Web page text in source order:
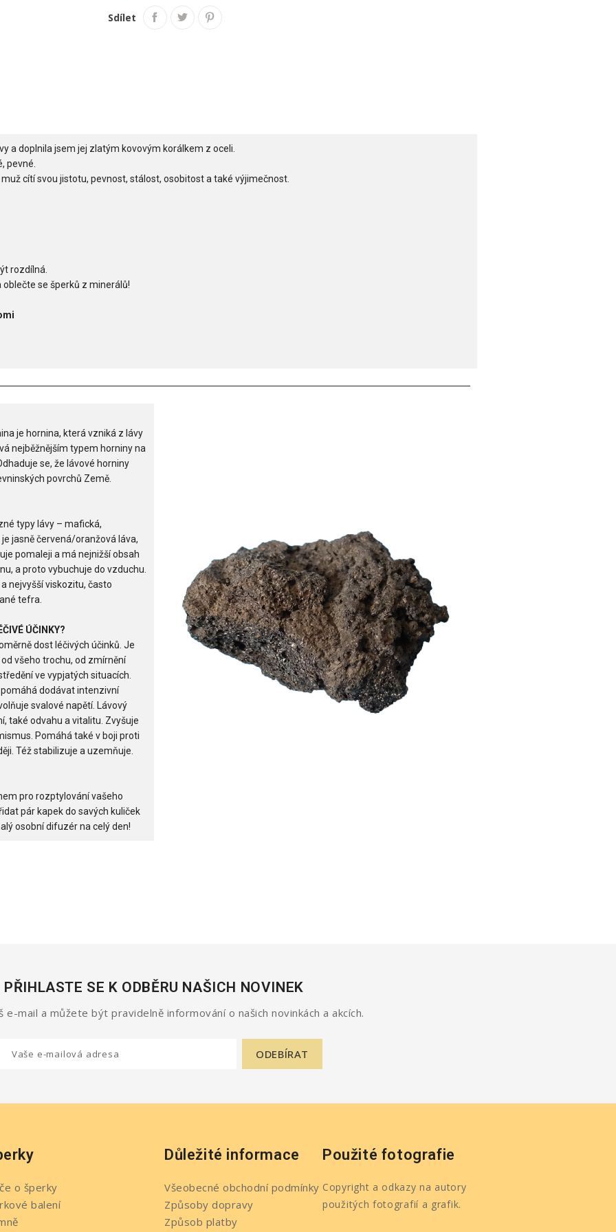
Sdílet
a doplnila jsem jej zlatým kovovým korálkem z oceli.
pevné.
muž cítí svou jistotu, pevnost, stálost, osobitost a také výjimečnost.
rozdílná.
se šperků z minerálů!
je hornina, která vzniká z lávy
nejběžnějším typem horniny na
se, že lávové horniny
povrchů Země.
typy lávy – mafická,
jasně červená/oranžová láva,
pomaleji a má nejnižší obsah
a proto vybuchuje do vzduchu.
nejvyšší viskozitu, často
tefra.
ÚČINKY?
dost léčivých účinků. Je
všeho trochu, od zmírnění
ve vypjatých situacích.
dodávat intenzivní
svalové napětí. Lávový
také odvahu a vitalitu. Zvyšuje
Pomáhá také v boji proti
Též stabilizuje a uzemňuje.
pro rozptylování vašeho
pár kapek do savých kuliček
osobní difuzér na celý den!
PŘIHLASTE SE K ODBĚRU NAŠICH NOVINEK
e-mail a můžete být pravidelně informování o našich novinkách a akcích.
o šperky
balení
Důležité informace
Všeobecné obchodní podmínky
Způsoby dopravy
Způsob platby
Použité fotografie
Copyright a odkazy na autory
použitých fotografií a grafik.